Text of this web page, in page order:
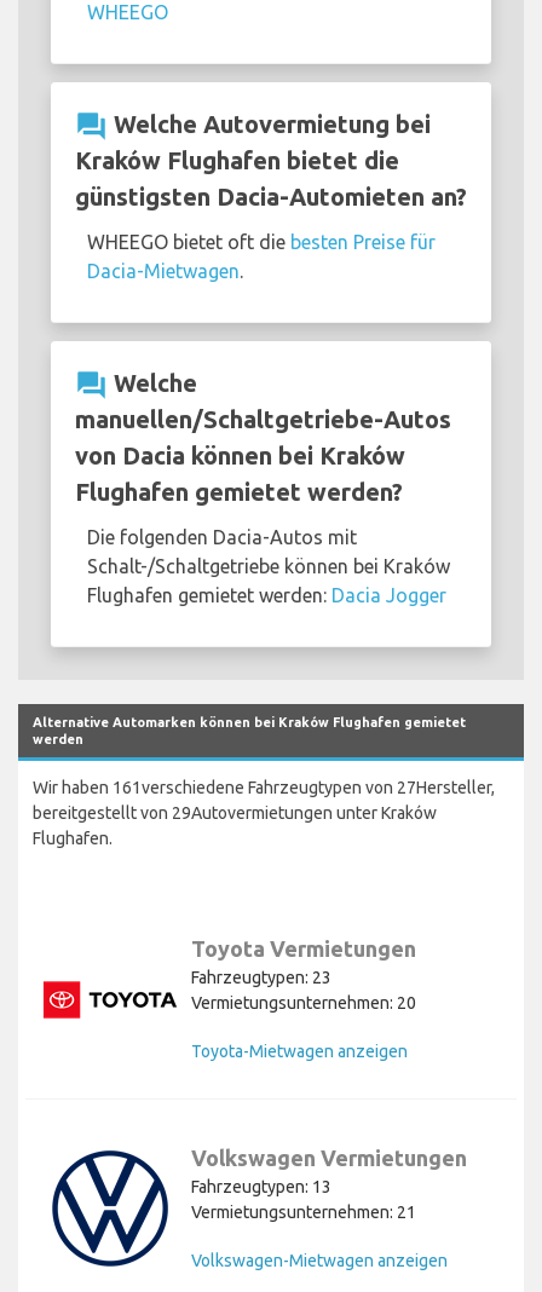
WHEEGO
question_answer Welche Autovermietung bei
Kraków Flughafen bietet die
günstigsten Dacia-Automieten an?
WHEEGO bietet oft die besten Preise für
Dacia-Mietwagen.
question_answer Welche
manuellen/Schaltgetriebe-Autos
von Dacia können bei Kraków
Flughafen gemietet werden?
Die folgenden Dacia-Autos mit
Schalt-/Schaltgetriebe können bei Kraków
Flughafen gemietet werden: Dacia Jogger
Alternative Automarken können bei Kraków Flughafen gemietet
werden
Wir haben 161verschiedene Fahrzeugtypen von 27Hersteller,
bereitgestellt von 29Autovermietungen unter Kraków
Flughafen.
Toyota Vermietungen
Fahrzeugtypen: 23
Vermietungsunternehmen: 20
Toyota-Mietwagen anzeigen
Volkswagen Vermietungen
Fahrzeugtypen: 13
Vermietungsunternehmen: 21
Volkswagen-Mietwagen anzeigen